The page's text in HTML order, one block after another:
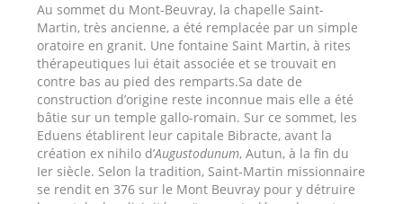
Au sommet du Mont-Beuvray, la chapelle Saint-
Martin, très ancienne, a été remplacée par un simple
oratoire en granit. Une fontaine Saint Martin, à rites
thérapeutiques lui était associée et se trouvait en
contre bas au pied des remparts.Sa date de
construction d’origine reste inconnue mais elle a été
bâtie sur un temple gallo-romain. Sur ce sommet, les
Eduens établirent leur capitale Bibracte, avant la
création ex nihilo d’Augustodunum, Autun, à la fin du
Ier siècle. Selon la tradition, Saint-Martin missionnaire
se rendit en 376 sur le Mont Beuvray pour y détruire